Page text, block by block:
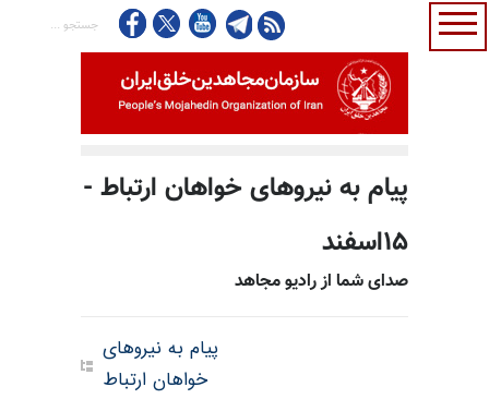
پیام به نیروهای خواهان ارتباط -
۱۵اسفند
صدای شما از رادیو مجاهد
پیام به نیروهای
خواهان ارتباط